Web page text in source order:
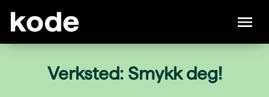
Verksted: Smykk deg!